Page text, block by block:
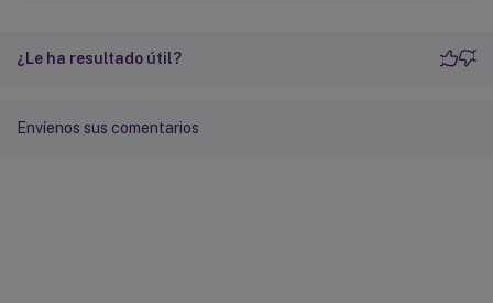
¿Le ha resultado útil?
Envíenos sus comentarios